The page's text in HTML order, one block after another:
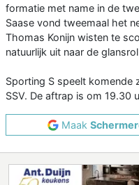
formatie met name in de
Saase vond tweemaal het
Thomas Konijn wisten te
natuurlijk uit naar de
Sporting S speelt komende
SSV. De aftrap is om 19.30
Maak